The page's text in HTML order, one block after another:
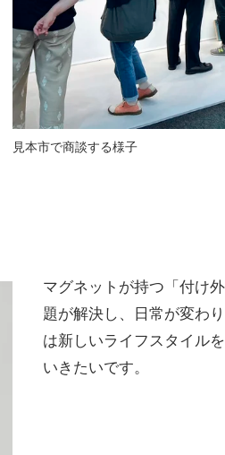
見本市で商談する様子
マグネットが持つ「付け
題が解決し、日常が変わ
は新しいライフスタイル
いきたいです。